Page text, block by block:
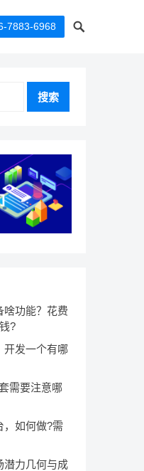
7883-6968
搜索
啥功能？花费
?
开发一个有哪
需要注意哪
，如何做?需
潜力几何与成